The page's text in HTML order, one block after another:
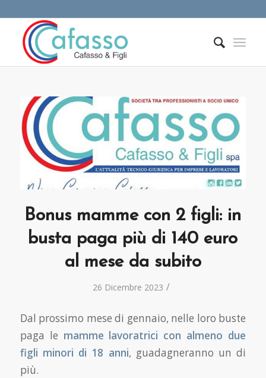
Bonus mamme con 2 figli: in
busta paga più di 140 euro
al mese da subito
26 Dicembre 2023 /
Dal prossimo mese di gennaio, nelle loro buste
paga le mamme lavoratrici con almeno due
figli minori di 18 anni, guadagneranno un di
più.